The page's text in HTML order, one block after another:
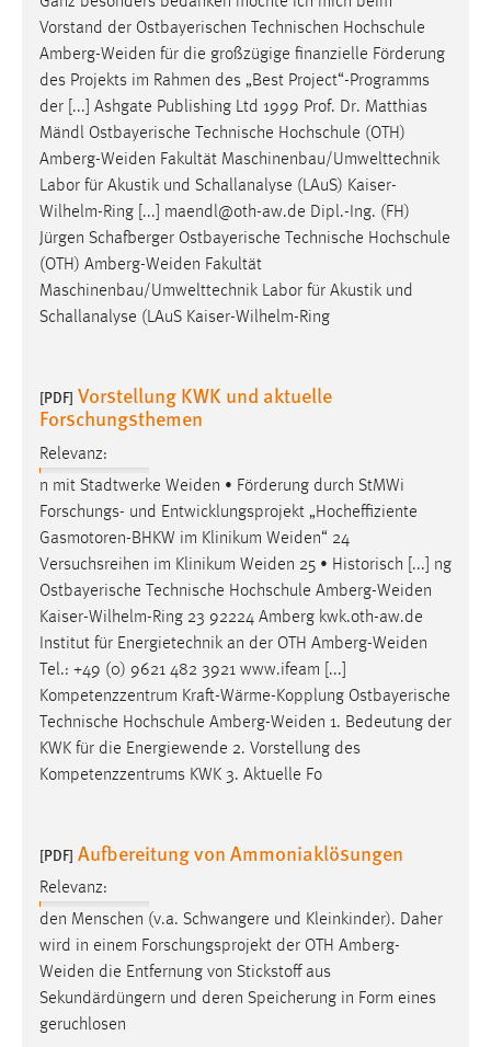
Vorstand der Ostbayerischen Technischen Hochschule
Amberg-Weiden für die großzügige finanzielle Förderung
des Projekts im Rahmen des „Best Project“-Programms
der [...] Ashgate Publishing Ltd 1999 Prof. Dr. Matthias
Mändl Ostbayerische Technische Hochschule (OTH)
Amberg-Weiden Fakultät Maschinenbau/Umwelttechnik
Labor für Akustik und Schallanalyse (LAuS) Kaiser-
Wilhelm-Ring [...] maendl@oth-aw.de Dipl.-Ing. (FH)
Jürgen Schafberger Ostbayerische Technische Hochschule
(OTH) Amberg-Weiden Fakultät
Maschinenbau/Umwelttechnik Labor für Akustik und
Schallanalyse (LAuS Kaiser-Wilhelm-Ring
[PDF] Vorstellung KWK und aktuelle
Forschungsthemen
Relevanz:
n mit Stadtwerke Weiden • Förderung durch StMWi
Forschungs- und Entwicklungsprojekt „Hocheffiziente
Gasmotoren-BHKW im Klinikum Weiden“ 24
Versuchsreihen im Klinikum Weiden 25 • Historisch [...] ng
Ostbayerische Technische Hochschule Amberg-Weiden
Kaiser-Wilhelm-Ring 23 92224 Amberg kwk.oth-aw.de
Institut für Energietechnik an der OTH Amberg-Weiden
Tel.: +49 (0) 9621 482 3921 www.ifeam [...]
Kompetenzzentrum Kraft-Wärme-Kopplung Ostbayerische
Technische Hochschule Amberg-Weiden 1. Bedeutung der
KWK für die Energiewende 2. Vorstellung des
Kompetenzzentrums KWK 3. Aktuelle Fo
[PDF] Aufbereitung von Ammoniaklösungen
Relevanz:
den Menschen (v.a. Schwangere und Kleinkinder). Daher
wird in einem Forschungsprojekt der OTH Amberg-
Weiden die Entfernung von Stickstoff aus
Sekundärdüngern und deren Speicherung in Form eines
geruchlosen